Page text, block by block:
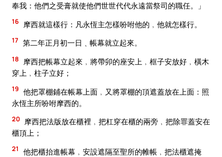
奉我：他們之受膏就使他們世世代代永遠當祭司的職任。」
16 摩西就這樣行：凡永恆主怎樣吩咐他的﹐他就怎樣行。
17 第二年正月初一日﹑帳幕就立起來。
18
摩西把帳幕立起來﹐將帶卯的座安上﹐框子安放好﹐橫木
穿上﹐柱子立好；
19 他把罩棚鋪在帳幕上面﹐又將罩棚的頂遮蓋放在上面：照
永恆主所吩咐摩西的。
20 摩西把法版放在櫃裡﹐把杠穿在櫃的兩旁﹐把除罪蓋安在
櫃頂上；
21
他把櫃抬進帳幕﹐安設遮隔至聖所的帷帳﹐把法櫃遮掩